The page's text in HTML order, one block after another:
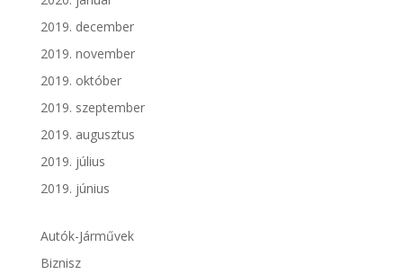
2019. december
2019. november
2019. október
2019. szeptember
2019. augusztus
2019. július
2019. június
Autók-Járművek
Biznisz